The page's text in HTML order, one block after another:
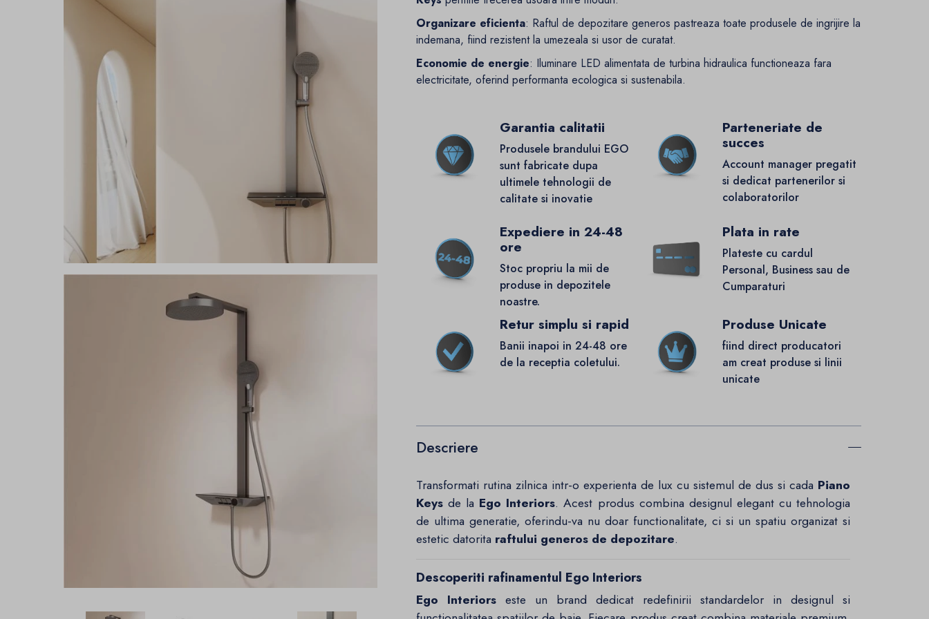
Organizare eficienta: Raftul de depozitare generos pastreaza toate produsele de ingrijire la
indemana, fiind rezistent la umezeala si usor de curatat.
Economie de energie: Iluminare LED alimentata de turbina hidraulica functioneaza fara
electricitate, oferind performanta ecologica si sustenabila.
Garantia calitatii
Produsele brandului EGO
sunt fabricate dupa
ultimele tehnologii de
calitate si inovatie
Parteneriate de
succes
Account manager pregatit
si dedicat partenerilor si
colaboratorilor
Expediere in 24-48
ore
Stoc propriu la mii de
produse in depozitele
noastre.
Plata in rate
Plateste cu cardul
Personal, Business sau de
Cumparaturi
Retur simplu si rapid
Banii inapoi in 24-48 ore
de la receptia coletului.
Produse Unicate
fiind direct producatori
am creat produse si linii
unicate
Descriere
Transformati rutina zilnica intr-o experienta de lux cu sistemul de dus si cada Piano
Keys de la Ego Interiors. Acest produs combina designul elegant cu tehnologia
de ultima generatie, oferindu-va nu doar functionalitate, ci si un spatiu organizat si
estetic datorita raftului generos de depozitare.
Descoperiti rafinamentul Ego Interiors
Ego Interiors este un brand dedicat redefinirii standardelor in designul si